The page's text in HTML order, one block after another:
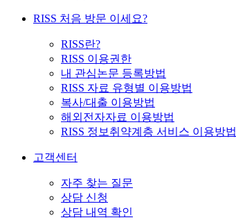
RISS 처음 방문 이세요?
RISS란?
RISS 이용권한
내 관심논문 등록방법
RISS 자료 유형별 이용방법
복사/대출 이용방법
해외전자자료 이용방법
RISS 정보취약계층 서비스 이용방법
고객센터
자주 찾는 질문
상담 신청
상담 내역 확인